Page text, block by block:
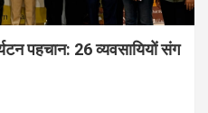
पहचान: 26 व्यवसायियों संग